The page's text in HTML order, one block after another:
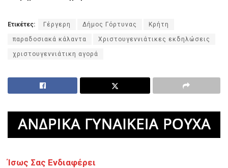
Ετικέτες: Γέργερη Δήμος Γόρτυνας Κρήτη
παραδοσιακά κάλαντα Χριστουγεννιάτικες εκδηλώσεις
χριστουγεννιάτικη αγορά
Ίσως Σας Ενδιαφέρει